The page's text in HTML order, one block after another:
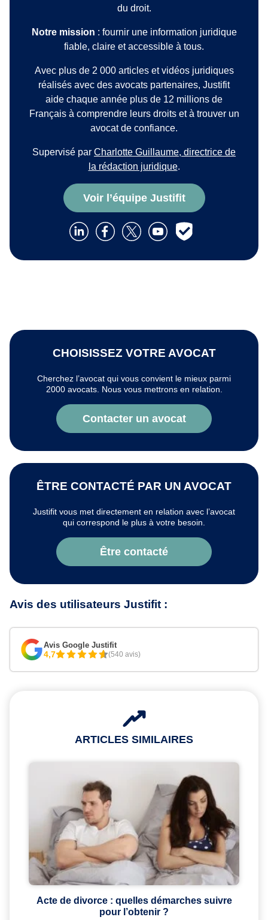
du droit.
Notre mission : fournir une information juridique
fiable, claire et accessible à tous.
Avec plus de 2 000 articles et vidéos juridiques
réalisés avec des avocats partenaires, Justifit
aide chaque année plus de 12 millions de
Français à comprendre leurs droits et à trouver un
avocat de confiance.
Supervisé par Charlotte Guillaume, directrice de
la rédaction juridique.
Voir l’équipe Justifit
CHOISISSEZ VOTRE AVOCAT
Cherchez l’avocat qui vous convient le mieux parmi
2000 avocats. Nous vous mettrons en relation.
Contacter un avocat
ÊTRE CONTACTÉ PAR UN AVOCAT
Justifit vous met directement en relation avec l’avocat
qui correspond le plus à votre besoin.
Être contacté
Avis des utilisateurs Justifit :
Avis Google Justifit
4,7 (540 avis)
ARTICLES SIMILAIRES
Acte de divorce : quelles démarches suivre
pour l’obtenir ?